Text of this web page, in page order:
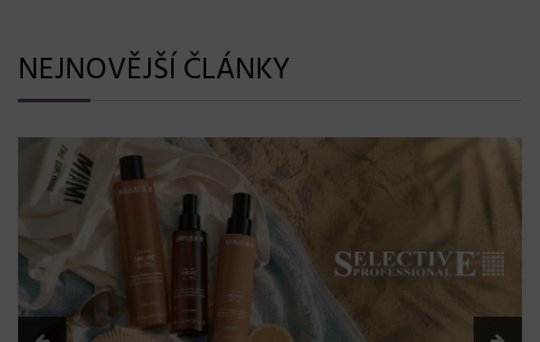
NEJNOVĚJŠÍ ČLÁNKY
BLONDME přichází s novou érou blond: lesk, glow efekt
a maximální péče bez kompromisů
08. 06. 2026